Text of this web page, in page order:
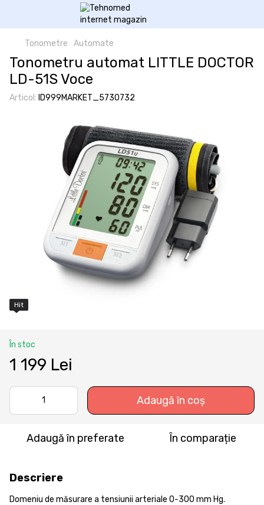
Tonometre Automate
Tonometru automat LITTLE DOCTOR
LD-51S Voce
Articol: ID999MARKET_5730732
Hit
În stoc
1 199 Lei
Adaugă în coș
Adaugă în preferate În comparație
Descriere
Domeniu de măsurare a tensiunii arteriale 0-300 mm Hg.